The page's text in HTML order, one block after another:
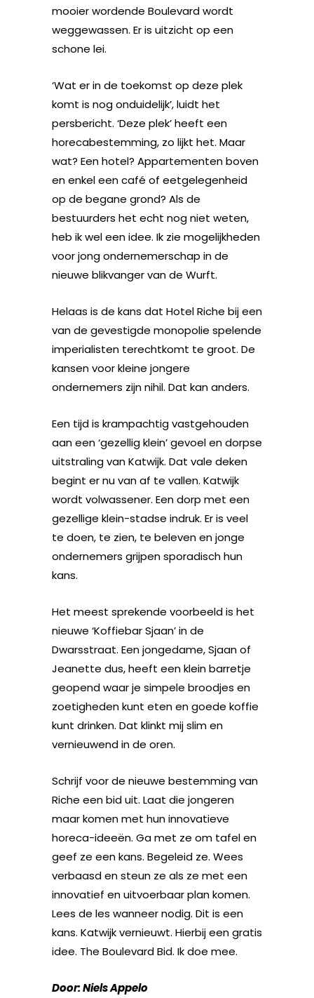
mooier wordende Boulevard wordt
weggewassen. Er is uitzicht op een
schone lei.
‘Wat er in de toekomst op deze plek
komt is nog onduidelijk’, luidt het
persbericht. ‘Deze plek’ heeft een
horecabestemming, zo lijkt het. Maar
wat? Een hotel? Appartementen boven
en enkel een café of eetgelegenheid
op de begane grond? Als de
bestuurders het echt nog niet weten,
heb ik wel een idee. Ik zie mogelijkheden
voor jong ondernemerschap in de
nieuwe blikvanger van de Wurft.
Helaas is de kans dat Hotel Riche bij een
van de gevestigde monopolie spelende
imperialisten terechtkomt te groot. De
kansen voor kleine jongere
ondernemers zijn nihil. Dat kan anders.
Een tijd is krampachtig vastgehouden
aan een ‘gezellig klein’ gevoel en dorpse
uitstraling van Katwijk. Dat vale deken
begint er nu van af te vallen. Katwijk
wordt volwassener. Een dorp met een
gezellige klein-stadse indruk. Er is veel
te doen, te zien, te beleven en jonge
ondernemers grijpen sporadisch hun
kans.
Het meest sprekende voorbeeld is het
nieuwe ‘Koffiebar Sjaan’ in de
Dwarsstraat. Een jongedame, Sjaan of
Jeanette dus, heeft een klein barretje
geopend waar je simpele broodjes en
zoetigheden kunt eten en goede koffie
kunt drinken. Dat klinkt mij slim en
vernieuwend in de oren.
Schrijf voor de nieuwe bestemming van
Riche een bid uit. Laat die jongeren
maar komen met hun innovatieve
horeca-ideeën. Ga met ze om tafel en
geef ze een kans. Begeleid ze. Wees
verbaasd en steun ze als ze met een
innovatief en uitvoerbaar plan komen.
Lees de les wanneer nodig. Dit is een
kans. Katwijk vernieuwt. Hierbij een gratis
idee. The Boulevard Bid. Ik doe mee.
Door: Niels Appelo